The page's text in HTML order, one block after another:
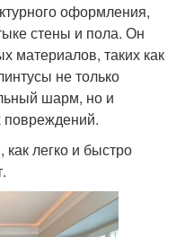
оформления,
стены и пола. Он
материалов, таких как
не только
шарм, но и
легко и быстро